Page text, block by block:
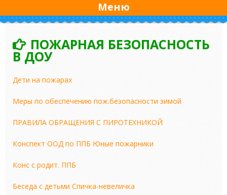
Меню
ПОЖАРНАЯ БЕЗОПАСНОСТЬ
В ДОУ
Дети на пожарах
Меры по обеспечению пож.безопасности зимой
ПРАВИЛА ОБРАЩЕНИЯ С ПИРОТЕХНИКОЙ
Конспект ООД по ППБ Юные пожарники
Конс с родит. ППБ
Беседа с детьми Спичка-невеличка